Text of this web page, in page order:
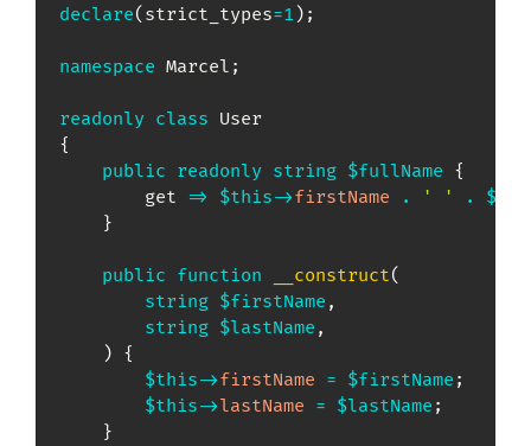
declare( strict_types=1 ) ;
namespace Marcel ;
readonly class User
{
public readonly string $fullName {
        get
=> $this->firstName . ' ' .
}
public function __construct(
string $firstName ,
string $lastName ,
) {
$this->firstName = $firstName ;
$this->lastName = $lastName ;
}